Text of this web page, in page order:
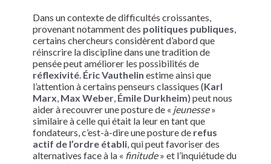
Dans un contexte de difficultés croissantes,
provenant notamment des politiques publiques
certains chercheurs considèrent d’abord que
réinscrire la discipline dans une tradition de
pensée peut améliorer les possibilités de
réflexivité. Éric Vauthelin estime ainsi que
l’attention à certains penseurs classiques (Karl
Marx Max Weber, Émile Durkheim) peut nous
aider à recouvrer une posture de « jeunesse»
similaire à celle qui était la leur en tant que
fondateurs, c’est-à-dire une posture de refus
actif de l’ordre établi, qui peut favoriser des
alternatives face à la « finitude» et l’inquiétude du